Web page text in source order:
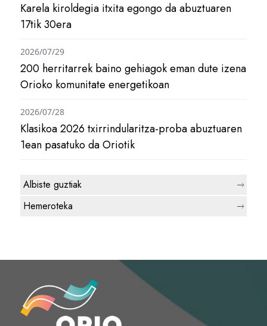
Karela kiroldegia itxita egongo da abuztuaren
17tik 30era
200 herritarrek baino gehiagok eman dute izena
Orioko komunitate energetikoan
2026/07/29
Klasikoa 2026 txirrindularitza-proba abuztuaren
1ean pasatuko da Oriotik
2026/07/28
Albiste guztiak
Hemeroteka